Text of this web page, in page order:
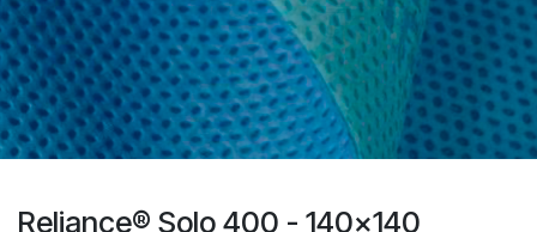
Reliance® Solo 400 - 140x140